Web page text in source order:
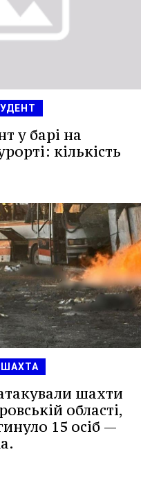
у барі на
кількість
ШАХТА
шахти
області,
15 осіб —